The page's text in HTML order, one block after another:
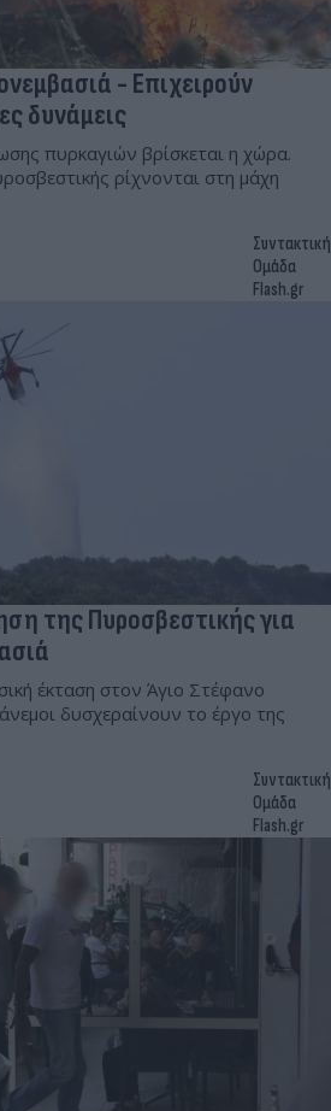
- Επιχειρούν
δυνάμεις
πυρκαγιών βρίσκεται η χώρα.
ρίχνονται στη μάχη
Συντακτική
Ομάδα
Flash.gr
της Πυροσβεστικής για
έκταση στον Άγιο Στέφανο
δυσχεραίνουν το έργο της
Συντακτική
Ομάδα
Flash.gr